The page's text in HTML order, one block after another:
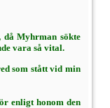
Myhrman sökte
vara så vital.
som stått vid min
enligt honom den